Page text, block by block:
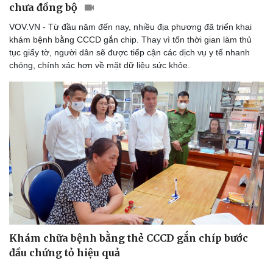
chưa đồng bộ
VOV.VN - Từ đầu năm đến nay, nhiều địa phương đã triển khai
khám bệnh bằng CCCD gắn chip. Thay vì tốn thời gian làm thủ
tục giấy tờ, người dân sẽ được tiếp cận các dịch vụ y tế nhanh
chóng, chính xác hơn về mặt dữ liệu sức khỏe.
Khám chữa bệnh bằng thẻ CCCD gắn chíp bước
đầu chứng tỏ hiệu quả